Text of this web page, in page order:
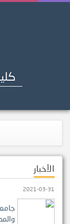
الأخبار
2021-03-31